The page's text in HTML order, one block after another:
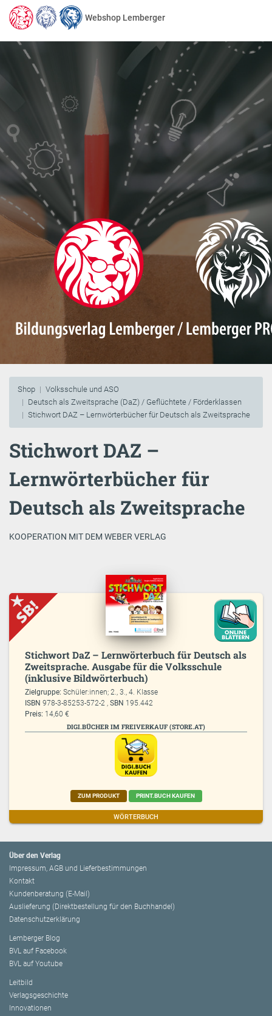
Webshop Lemberger
Shop
Volksschule und ASO
Deutsch als Zweitsprache (DaZ) / Geflüchtete / Förderklassen
Stichwort DAZ – Lernwörterbücher für Deutsch als Zweitsprache
Stichwort DAZ –
Lernwörterbücher für
Deutsch als Zweitsprache
KOOPERATION MIT DEM WEBER VERLAG
Stichwort DaZ – Lernwörterbuch für Deutsch als
Zweitsprache. Ausgabe für die Volksschule
(inklusive Bildwörterbuch)
Zielgruppe:Schüler:innen; 2., 3., 4. Klasse
ISBN978-3-85253-572-2 ,SBN 195.442
Preis: 14,60 €
DIGI.BÜCHER IM FREIVERKAUF (STORE.AT)
ZUM PRODUKT PRINT.BUCH KAUFEN
WÖRTERBUCH
Über den Verlag
Impressum, AGB und Lieferbestimmungen
Kontakt
Kundenberatung (E-Mail)
Auslieferung (Direktbestellung für den Buchhandel)
Datenschutzerklärung
Lemberger Blog
BVL auf Facebook
BVL auf Youtube
Leitbild
Verlagsgeschichte
Innovationen